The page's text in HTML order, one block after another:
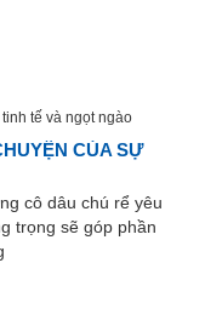
CỦA SỰ
cô dâu chú rể yêu
trọng sẽ góp phần